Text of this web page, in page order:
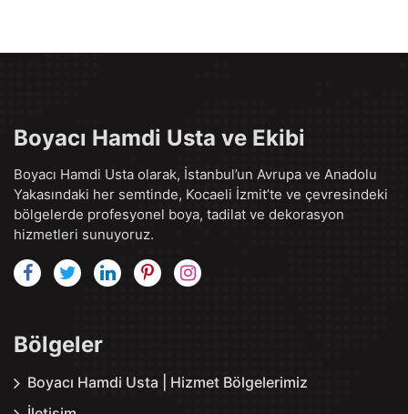
Boyacı Hamdi Usta ve Ekibi
Boyacı Hamdi Usta olarak, İstanbul’un Avrupa ve Anadolu
Yakasındaki her semtinde, Kocaeli İzmit’te ve çevresindeki
bölgelerde profesyonel boya, tadilat ve dekorasyon
hizmetleri sunuyoruz.
Bölgeler
Boyacı Hamdi Usta | Hizmet Bölgelerimiz